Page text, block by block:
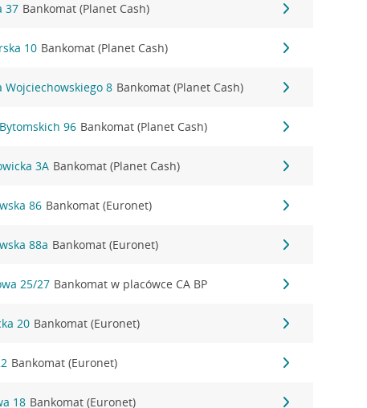
37 Bankomat (Planet Cash)
10 Bankomat (Planet Cash)
Wojciechowskiego 8 Bankomat (Planet Cash)
96 Bankomat (Planet Cash)
3A Bankomat (Planet Cash)
86 Bankomat (Euronet)
88a Bankomat (Euronet)
25/27 Bankomat w placówce CA BP
20 Bankomat (Euronet)
Bankomat (Euronet)
18 Bankomat (Euronet)